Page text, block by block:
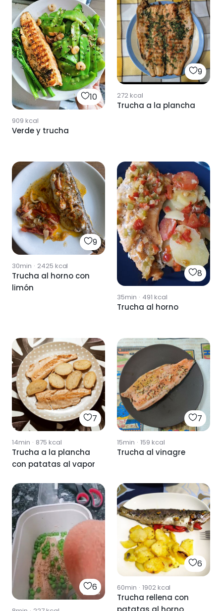
10
909 kcal
Verde y trucha
9
272kcal
Trucha a la plancha
9
30min · 2425 kcal
Trucha al horno con
limón
8
35min · 491 kcal
Trucha al horno
7
14min · 875 kcal
Trucha a la plancha
con patatas al vapor
7
15min · 159 kcal
Trucha al vinagre
6
6
60min · 1902kcal
Trucha rellena con